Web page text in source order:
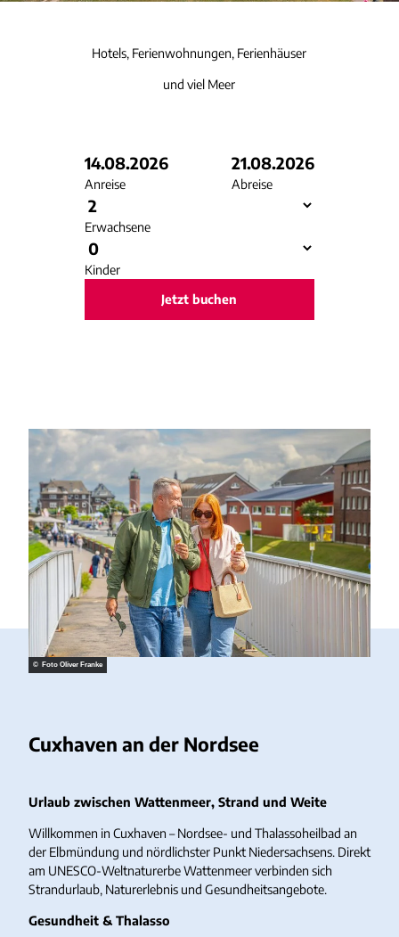
Hotels, Ferienwohnungen, Ferienhäuser
und viel Meer
Anreise
14.08.2026
Abreise
21.08.2026
Erwachsene
Kinder
Jetzt buchen
Cuxhaven an der Nordsee
Urlaub zwischen Wattenmeer, Strand und Weite
Willkommen in Cuxhaven – Nordsee- und Thalassoheilbad an
der Elbmündung und nördlichster Punkt Niedersachsens. Direkt
am UNESCO-Weltnaturerbe Wattenmeer verbinden sich
Strandurlaub, Naturerlebnis und Gesundheitsangebote.
Gesundheit & Thalasso
© Foto Oliver Franke